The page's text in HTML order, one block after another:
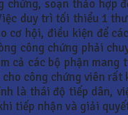
chứng, soạn thảo
duy trì tối thiểu 1
hội, điều kiện để
công chứng phải
cả các bộ phận
công chứng viên
là thái độ tiếp dân,
tiếp nhận và giải